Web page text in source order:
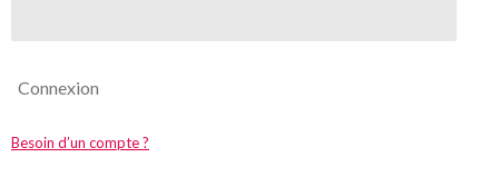
Connexion
Besoin d’un compte ?